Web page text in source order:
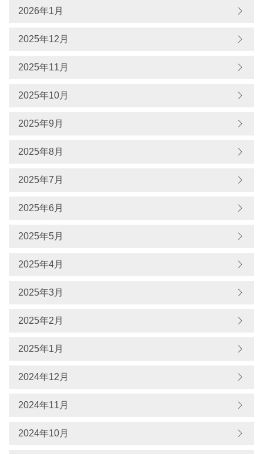
2026年1月
2025年12月
2025年11月
2025年10月
2025年9月
2025年8月
2025年7月
2025年6月
2025年5月
2025年4月
2025年3月
2025年2月
2025年1月
2024年12月
2024年11月
2024年10月